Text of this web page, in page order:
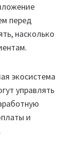
перед
насколько
экосистема
управлять
и